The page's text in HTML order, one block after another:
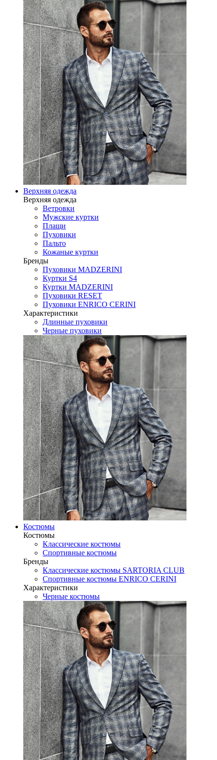
Верхняя одежда
Верхняя одежда
Ветровки
Мужские куртки
Плащи
Пуховики
Пальто
Кожаные куртки
Бренды
Пуховики MADZERINI
Куртки S4
Куртки MADZERINI
Пуховики RESET
Пуховики ENRICO CERINI
Характеристики
Длинные пуховики
Черные пуховики
Костюмы
Костюмы
Классические костюмы
Спортивные костюмы
Бренды
Классические костюмы SARTORIA CLUB
Спортивные костюмы ENRICO CERINI
Характеристики
Черные костюмы